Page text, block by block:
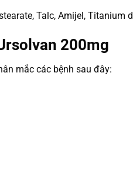
Talc, Amijel,
200mg
mắc các bệnh sau đây: